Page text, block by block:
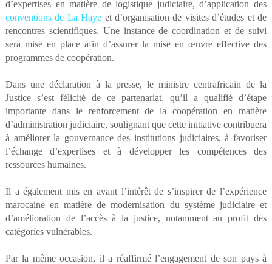
d’expertises en matière de logistique judiciaire, d’application des
conventions de La Haye et d’organisation de visites d’études et de
rencontres scientifiques. Une instance de coordination et de suivi
sera mise en place afin d’assurer la mise en œuvre effective des
programmes de coopération.
Dans une déclaration à la presse, le ministre centrafricain de la
Justice s’est félicité de ce partenariat, qu’il a qualifié d’étape
importante dans le renforcement de la coopération en matière
d’administration judiciaire, soulignant que cette initiative contribuera
à améliorer la gouvernance des institutions judiciaires, à favoriser
l’échange d’expertises et à développer les compétences des
ressources humaines.
Il a également mis en avant l’intérêt de s’inspirer de l’expérience
marocaine en matière de modernisation du système judiciaire et
d’amélioration de l’accès à la justice, notamment au profit des
catégories vulnérables.
Par la même occasion, il a réaffirmé l’engagement de son pays à